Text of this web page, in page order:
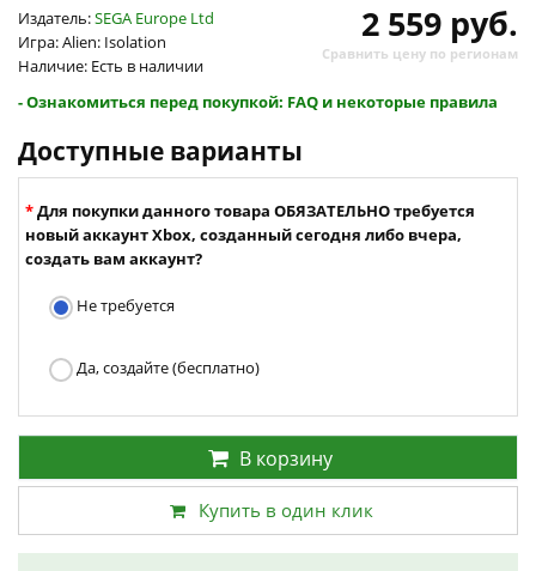
Издатель:SEGA Europe Ltd
Игра: Alien: Isolation
Наличие: Есть в наличии
2 559 руб.
Сравнить цену по регионам
- Ознакомиться перед покупкой: FAQ и некоторые правила
Доступные варианты
Для покупки данного товара ОБЯЗАТЕЛЬНО требуется
новый аккаунт Xbox, созданный сегодня либо вчера,
создать вам аккаунт?
Не требуется
Да, создайте (бесплатно)
В корзину
Купить в один клик